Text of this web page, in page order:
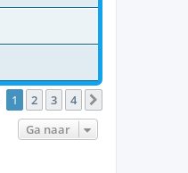
1 2 3 4
Ga naar